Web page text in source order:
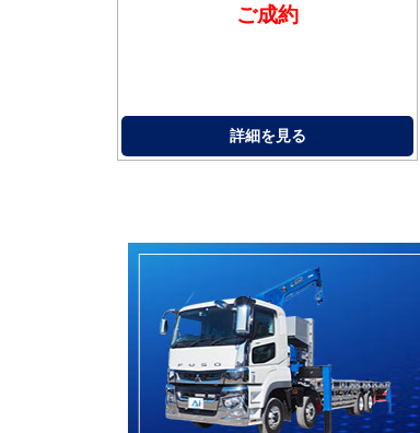
ご成約
詳細を見る